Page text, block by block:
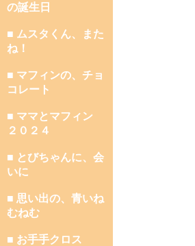
の誕生日
■ ムスタくん、また
ね！
■ マフィンの、チョ
コレート
■ ママとマフィン
２０２４
■ とびちゃんに、会
いに
■ 思い出の、青いね
むねむ
■ お手手クロス